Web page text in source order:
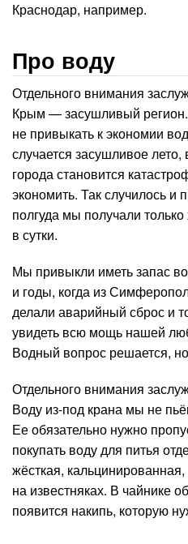
Краснодар, например.
Про воду
Отдельного внимания
Крым — засушливый
не привыкать к экономии
случается засушливое
города становится
экономить. Так случилось
полгуда мы получали
в сутки.
Мы привыкли иметь запас
и годы, когда из
делали аварийный сброс и
увидеть всю мощь нашей
Водный вопрос решается,
Отдельного внимания
Воду из-под крана мы не
Ее обязательно нужно
покупать воду для питья
жёсткая, кальцинированная,
на известняках. В чайнике
появится накипь, которую